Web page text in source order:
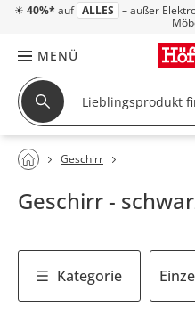
☀ 40%* auf ALLES – außer
MENÜ
Geschirr
Geschirr -
Kategorie